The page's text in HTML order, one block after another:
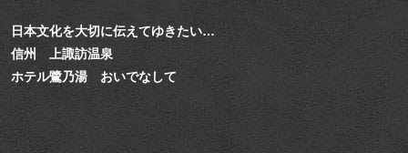
日本文化を大切に伝えてゆきたい…
信州 上諏訪温泉
ホテル鷺乃湯 おいでなして